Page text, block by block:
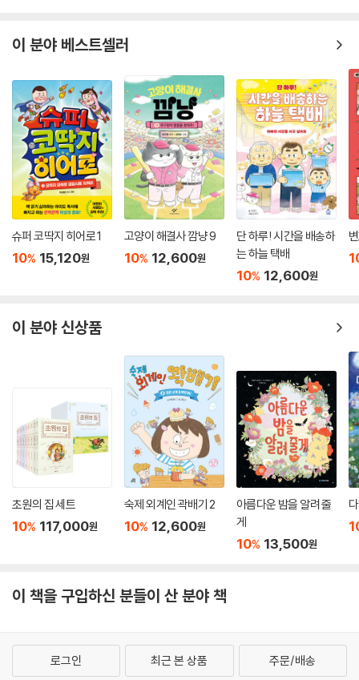
이 분야 베스트셀러
슈퍼 코딱지 히어로 1
10% 15,120원
고양이 해결사 깜냥 9
10% 12,600원
단 하루! 시간을 배송하
는 하늘 택배
10% 12,600원
이 분야 신상품
초원의 집 세트
10% 117,000원
숙제 외계인 곽배기 2
10% 12,600원
아름다운 밤을 알려 줄
게
10% 13,500원
이 책을 구입하신 분들이 산 분야 책
로그인 최근 본 상품 주문/배송